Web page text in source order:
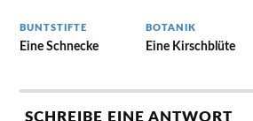
BUNTSTIFTE
Eine Schnecke
BOTANIK
Eine Kirschblüte
SCHREIBE EINE ANTWORT